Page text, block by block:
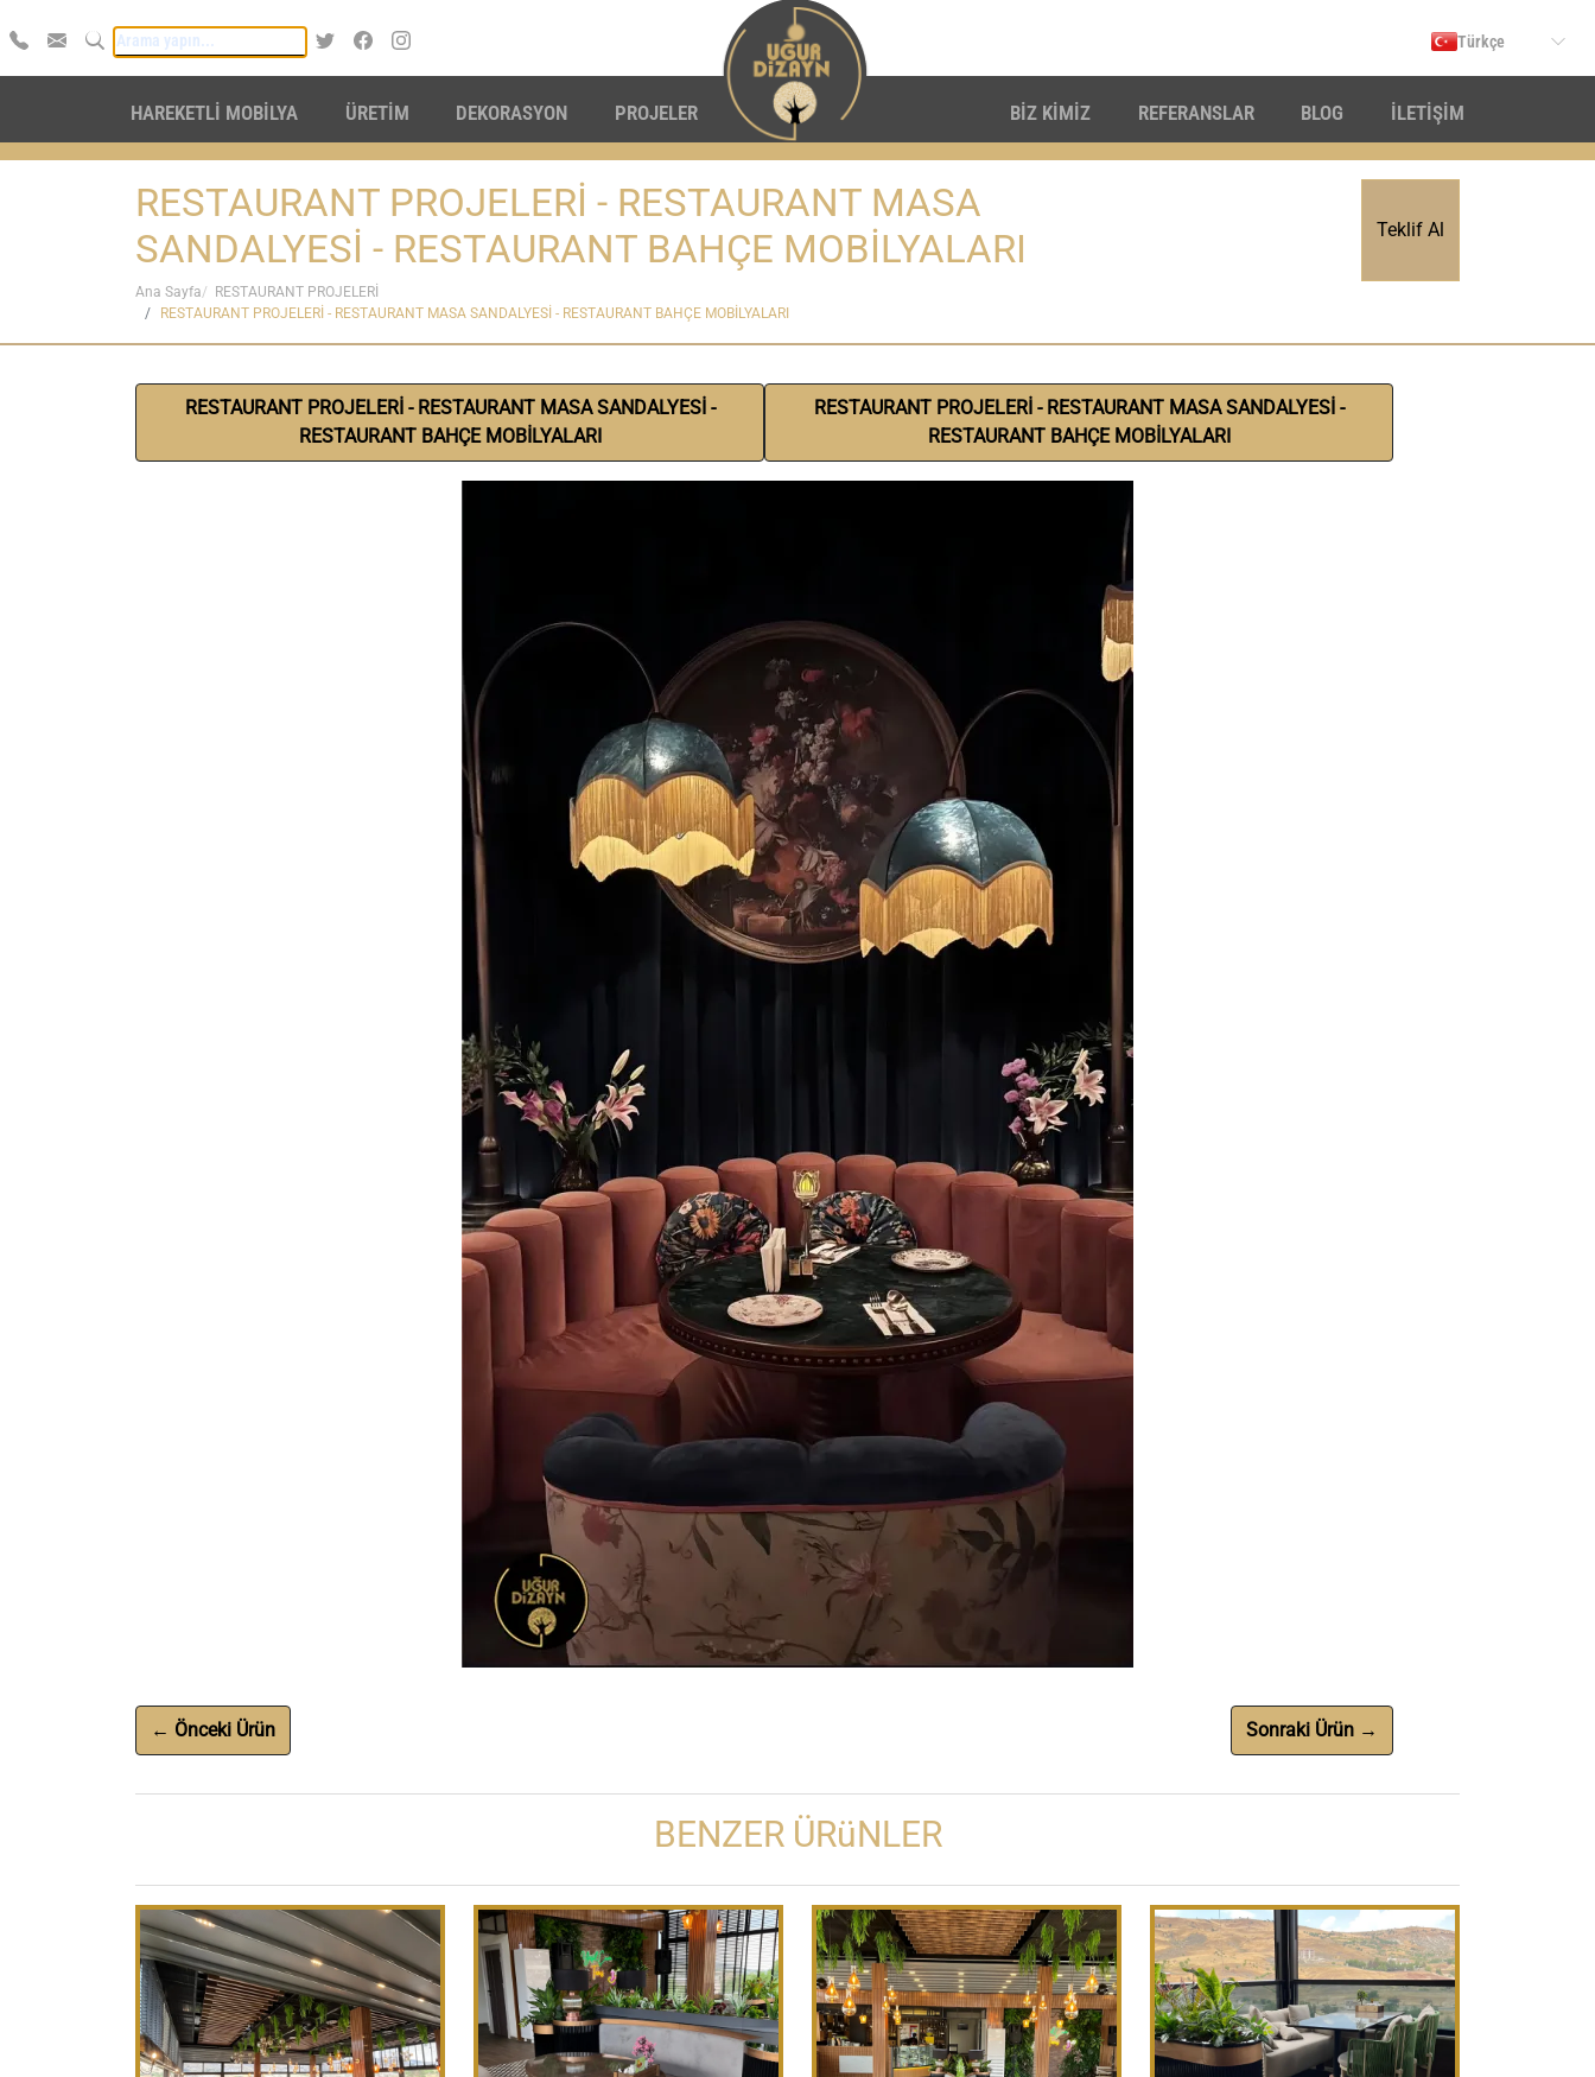
Türkçe
HAREKETLİ MOBİLYA ÜRETİM DEKORASYON PROJELER BİZ KİMİZ REFERANSLAR BLOG İLETİŞİM
RESTAURANT PROJELERİ - RESTAURANT MASA
SANDALYESİ - RESTAURANT BAHÇE MOBİLYALARI
Teklif Al
Ana Sayfa
RESTAURANT PROJELERİ
RESTAURANT PROJELERİ - RESTAURANT MASA SANDALYESİ - RESTAURANT BAHÇE MOBİLYALARI
RESTAURANT PROJELERİ - RESTAURANT MASA SANDALYESİ -
RESTAURANT BAHÇE MOBİLYALARI
RESTAURANT PROJELERİ - RESTAURANT MASA SANDALYESİ -
RESTAURANT BAHÇE MOBİLYALARI
← Önceki Ürün Sonraki Ürün →
BENZER ÜRüNLER